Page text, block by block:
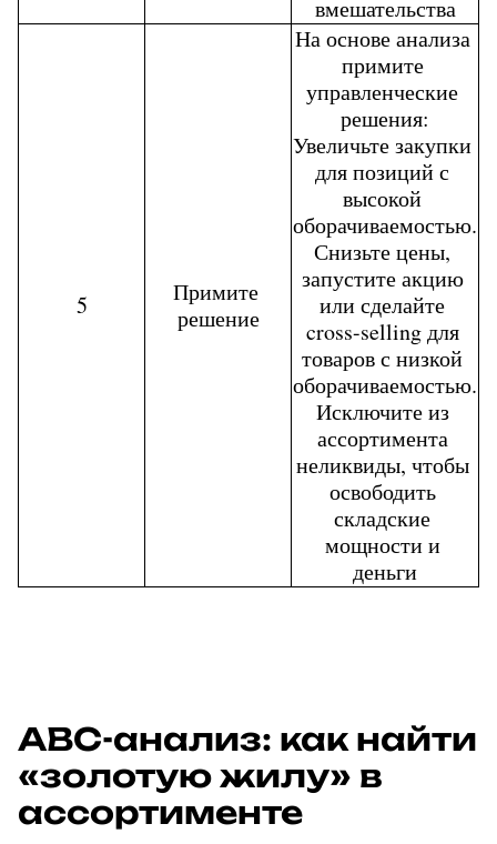
вмешательства
5
Примите
решение
На основе анализа
примите
управленческие
решения:
Увеличьте закупки
для позиций с
высокой
оборачиваемостью.
Снизьте цены,
запустите акцию
или сделайте
cross-selling для
товаров с низкой
оборачиваемостью.
Исключите из
ассортимента
неликвиды, чтобы
освободить
складские
мощности и
деньги
ABC-анализ: как найти
«золотую жилу» в
ассортименте